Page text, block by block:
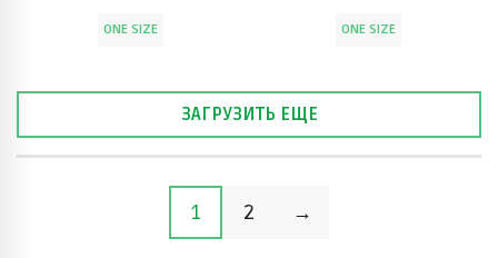
ONE SIZE ONE SIZE
ЗАГРУЗИТЬ ЕЩЕ
1 2 →